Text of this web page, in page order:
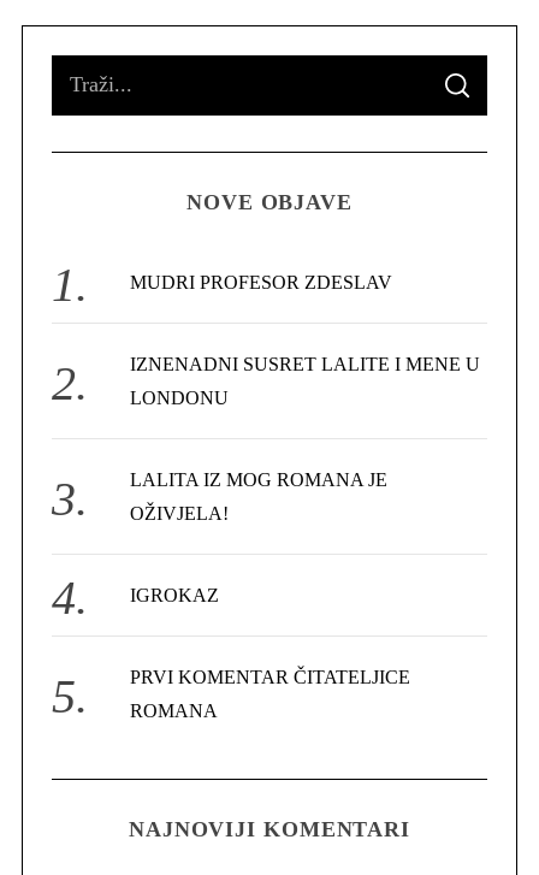
o
S
A
C
NOVE OBJAVE
MUDRI PROFESOR ZDESLAV
IZNENADNI SUSRET LALITE I MENE U
LONDONU
LALITA IZ MOG ROMANA JE
OŽIVJELA!
IGROKAZ
PRVI KOMENTAR ČITATELJICE
ROMANA
NAJNOVIJI KOMENTARI